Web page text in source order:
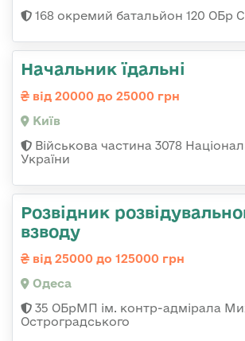
168 окремий батальйон 120 ОБр
Начальник їдальні
від 20000 до 25000 грн
Київ
Військова частина 3078
України
Розвідник
взводу
від 25000 до 125000 грн
Одеса
35 ОБрМП ім. контр-адмірала
Остроградського